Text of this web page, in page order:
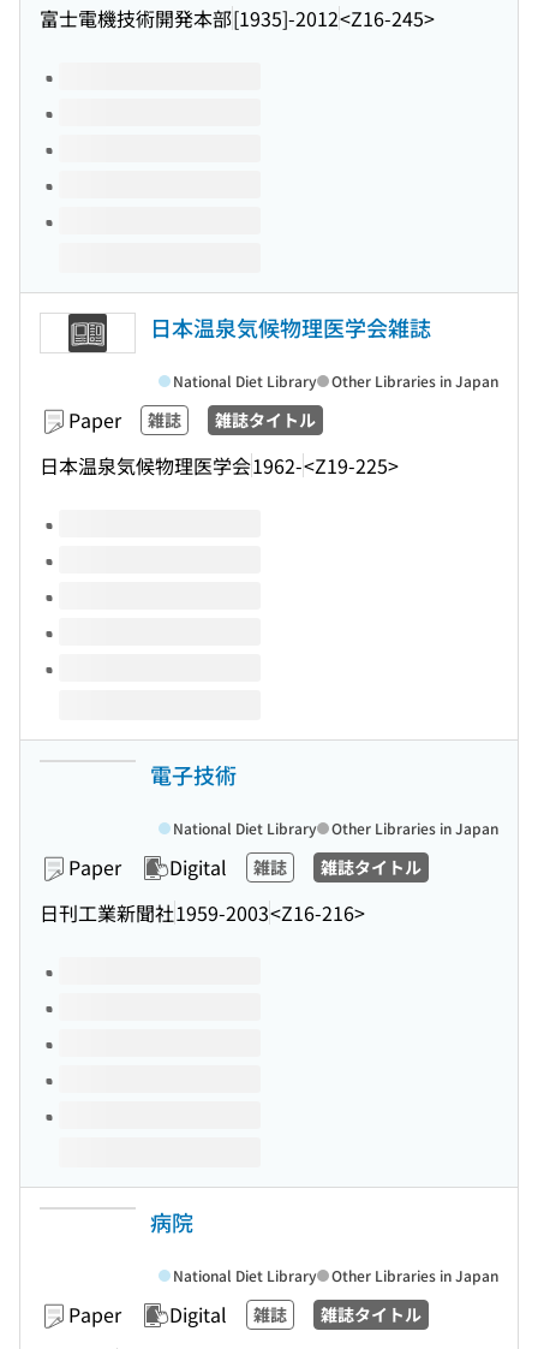
富士電機技術開発本部[1935]-2012<Z16-245>
Volumes of this title
日本温泉気候物理医学会雑誌
Paper 雑誌 雑誌タイトル
日本温泉気候物理医学会1962-<Z19-225>
National Diet Library Other Libraries in Japan
Volumes of this title
電子技術
Paper Digital 雑誌 雑誌タイトル
日刊工業新聞社1959-2003<Z16-216>
National Diet Library Other Libraries in Japan
Volumes of this title
病院
Paper Digital 雑誌 雑誌タイトル
National Diet Library Other Libraries in Japan